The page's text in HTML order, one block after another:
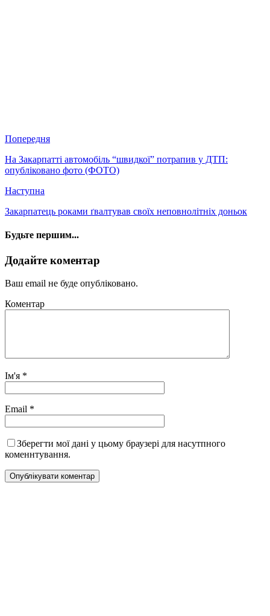
Попередня
На Закарпатті автомобіль “швидкої” потрапив у ДТП:
опубліковано фото (ФОТО)
Наступна
Закарпатець роками ґвалтував своїх неповнолітніх доньок
Будьте першим...
Додайте коментар
Ваш email не буде опубліковано.
Коментар
Ім'я *
Email *
Зберегти мої дані у цьому браузері для насутпного
коменнтування.